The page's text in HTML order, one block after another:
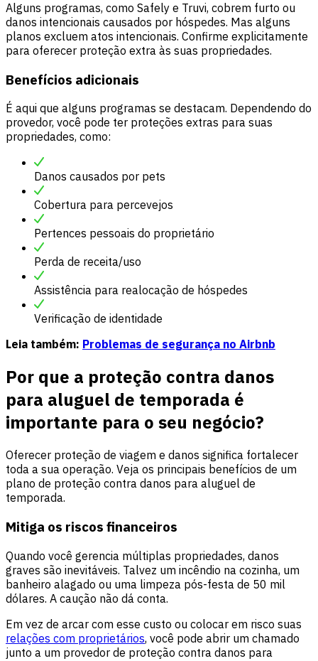
Alguns programas, como Safely e Truvi, cobrem furto ou
danos intencionais causados por hóspedes. Mas alguns
planos excluem atos intencionais. Confirme explicitamente
para oferecer proteção extra às suas propriedades.
Benefícios adicionais
É aqui que alguns programas se destacam. Dependendo do
provedor, você pode ter proteções extras para suas
propriedades, como:
Danos causados por pets
Cobertura para percevejos
Pertences pessoais do proprietário
Perda de receita/uso
Assistência para realocação de hóspedes
Verificação de identidade
Leia também: Problemas de segurança no Airbnb
Por que a proteção contra danos
para aluguel de temporada é
importante para o seu negócio?
Oferecer proteção de viagem e danos significa fortalecer
toda a sua operação. Veja os principais benefícios de um
plano de proteção contra danos para aluguel de
temporada.
Mitiga os riscos financeiros
Quando você gerencia múltiplas propriedades, danos
graves são inevitáveis. Talvez um incêndio na cozinha, um
banheiro alagado ou uma limpeza pós-festa de 50 mil
dólares. A caução não dá conta.
Em vez de arcar com esse custo ou colocar em risco suas
relações com proprietários, você pode abrir um chamado
junto a um provedor de proteção contra danos para